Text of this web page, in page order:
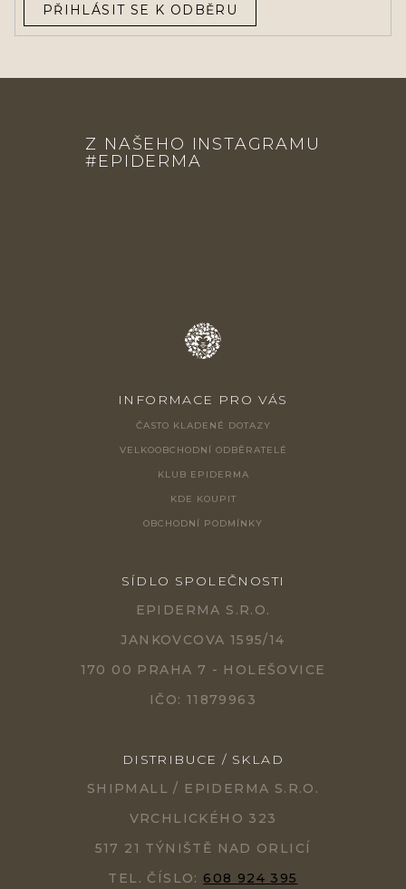
PŘIHLÁSIT SE K ODBĚRU
Z NAŠEHO INSTAGRAMU
#EPIDERMA
INFORMACE PRO VÁS
ČASTO KLADENÉ DOTAZY
VELKOOBCHODNÍ ODBĚRATELÉ
KLUB EPIDERMA
KDE KOUPIT
OBCHODNÍ PODMÍNKY
SÍDLO SPOLEČNOSTI
EPIDERMA S.R.O.
JANKOVCOVA 1595/14
170 00 PRAHA 7 - HOLEŠOVICE
IČO: 11879963
DISTRIBUCE / SKLAD
SHIPMALL / EPIDERMA S.R.O.
VRCHLICKÉHO 323
517 21 TÝNIŠTĚ NAD ORLICÍ
TEL. ČÍSLO: 608 924 395